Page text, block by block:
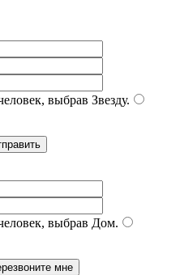
выбрав Звезду.
выбрав Дом.